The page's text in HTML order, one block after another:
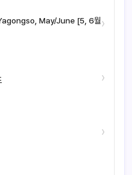
May/June [5, 6월›
›
›